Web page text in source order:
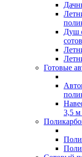
Душ
Готовые
3,5 м